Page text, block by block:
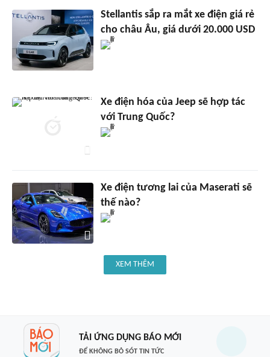
Stellantis sắp ra mắt xe điện giá rẻ
cho châu Âu, giá dưới 20.000 USD
Xe điện hóa của Jeep sẽ hợp tác
với Trung Quốc?
Xe điện tương lai của Maserati sẽ
thế nào?
XEM THÊM
TẢI ỨNG DỤNG BÁO MỚI
ĐỂ KHÔNG BỎ SÓT TIN TỨC